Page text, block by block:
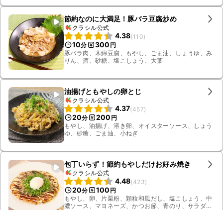
節約なのに大満足！豚バラ豆腐炒め
クラシル公式
4.38(110)
10分 300 円
豚バラ肉、木綿豆腐、もやし、ごま油、しょうゆ、み
りん、酒、砂糖、塩こしょう、大葉
油揚げともやしの卵とじ
クラシル公式
4.37(457)
20分 200 円
もやし、油揚げ、溶き卵、オイスターソース、しょう
ゆ、砂糖、ごま油、小ねぎ
包丁いらず！節約もやしだけお好み焼き
クラシル公式
4.48(423)
20分 100 円
もやし、卵、片栗粉、顆粒和風だし、塩こしょう、中
濃ソース、マヨネーズ、かつお節、青のり、サラダ